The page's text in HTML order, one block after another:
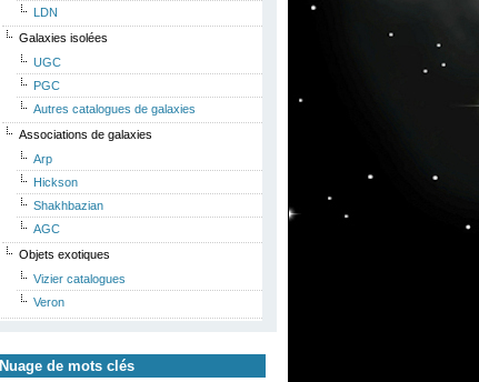
LDN
Galaxies isolées
UGC
PGC
Autres catalogues de galaxies
Associations de galaxies
Arp
Hickson
Shakhbazian
AGC
Objets exotiques
Vizier catalogues
Veron
Nuage de mots clés